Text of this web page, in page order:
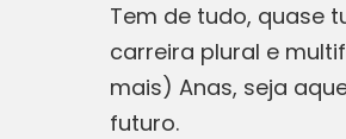
Tem de tudo, quase
carreira plural e
mais) Anas, seja
futuro.